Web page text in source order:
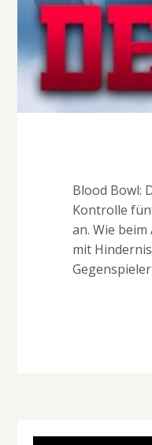
Blood Bowl:
Kontrolle
an. Wie
mit